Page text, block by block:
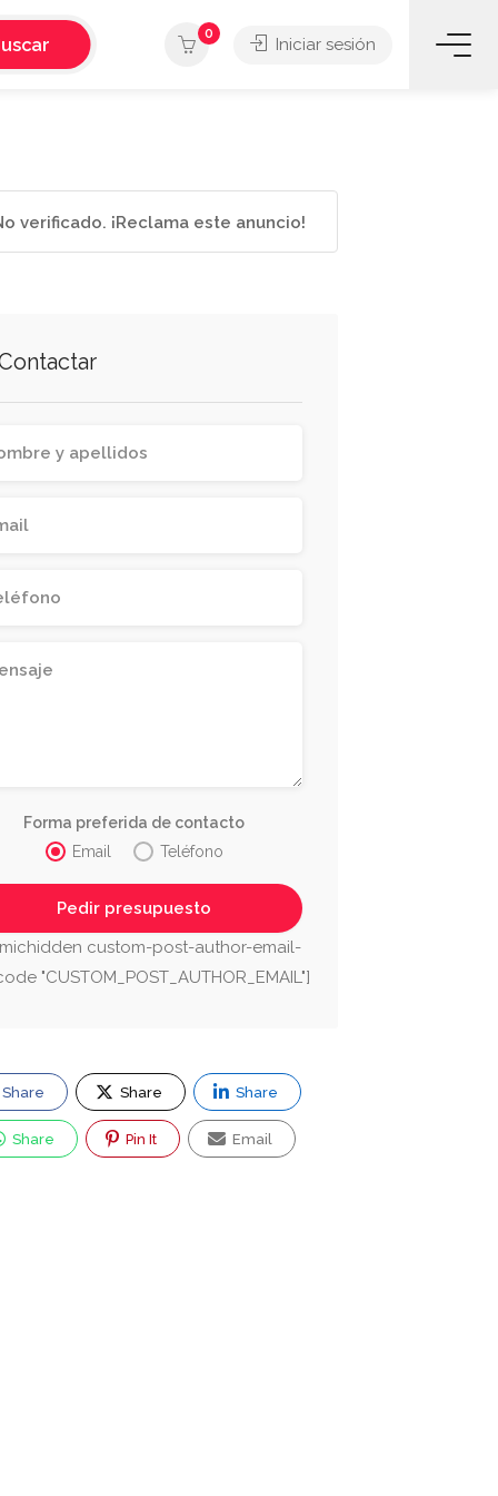
0
Iniciar sesión
verificado. ¡Reclama este anuncio!
Forma preferida de contacto
Email
Teléfono
custom-post-author-email-
"CUSTOM_POST_AUTHOR_EMAIL"]
Share Share Share
Share Pin It Email